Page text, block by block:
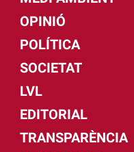
OPINIÓ
POLÍTICA
SOCIETAT
LVL
EDITORIAL
TRANSPARÈNCIA